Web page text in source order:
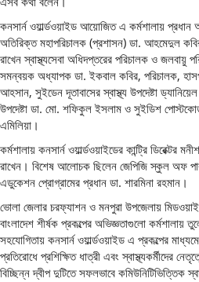
কনসার্ন ওয়ার্ল্ডওয়াইড আয়োজিত এ কর্মশালায় প্রধান
অতিরিক্ত মহাপরিচালক (প্রশাসন) ডা. আহমেদুল
রাখেন স্বাস্থ্যসেবা অধিদপ্তরের পরিচালক ও জলবায়ু
সমন্বয়ক অধ্যাপক ডা. ইকবাল কবির, পরিচালক,
আহসান, সুইডেন দূতাবাসের স্বাস্থ্য উপদেষ্টা
উপদেষ্টা ডা. মো. শফিকুল ইসলাম ও সুইডিশ
এমিলিয়া।
কর্মশালায় কনসার্ন ওয়ার্ল্ডওয়াইডের কান্ট্রি
রাখেন। বিশেষ আলোচক ছিলেন জেপিজি স্কুল অফ
এডুকেশন প্রোগ্রামের প্রধান ডা. শারমিনা রহমান।
ভোলা জেলার চরফ্যাশন ও মনপুরা উপজেলায়
বাংলাদেশ শীর্ষক প্রকল্পের অভিজ্ঞতাগুলো কর্মশালায়
সহযোগিতায় কনসার্ন ওয়ার্ল্ডওয়াইড এ প্রকল্পের
প্রতিরোধে প্রশিক্ষিত ধাত্রী এবং স্বাস্থ্যকর্মীদের
বিচ্ছিন্ন দ্বীপ দুটিতে সফলভাবে কমিউনিটিভিত্তিক